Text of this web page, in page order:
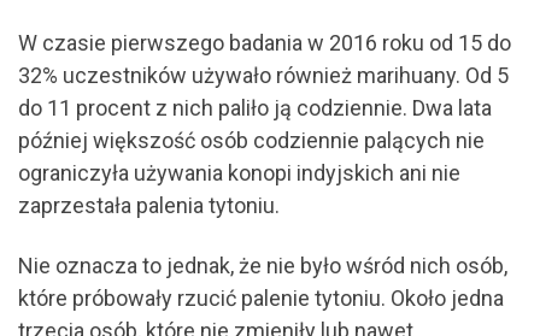
W czasie pierwszego badania w 2016 roku od 15 do
32% uczestników używało również marihuany. Od 5
do 11 procent z nich paliło ją codziennie. Dwa lata
później większość osób codziennie palących nie
ograniczyła używania konopi indyjskich ani nie
zaprzestała palenia tytoniu.
Nie oznacza to jednak, że nie było wśród nich osób,
które próbowały rzucić palenie tytoniu. Około jedna
trzecia osób, które nie zmieniły lub nawet